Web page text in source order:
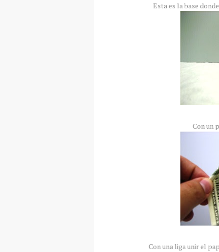
Esta es la base
Con un
Con una liga unir el